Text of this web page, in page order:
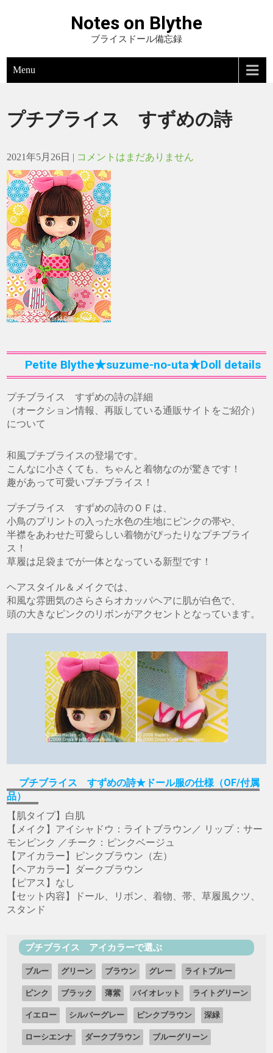
Notes on Blythe
ブライスドール備忘録
Menu
プチブライス すずめの詩
2021年5月26日 | コメントはまだありません
Petite Blythe★suzume-no-uta★Doll details
プチブライス すずめの詩の詳細
（オークション情報、再販している通販サイトをご紹介）
について
和風プチブライスの登場です。
こんなに小さくても、ちゃんと着物なのが驚きです！
趣があって可愛いプチブライス！
プチブライス すずめの詩のＯＦは、
小鳥のプリントの入った水色の生地にピンクの帯や、
半襟をあわせた可愛らしい着物がぴったりなプチブライ
ス！
草履は足袋までが一体となっている新型です！
ヘアスタイル＆メイクでは、
和風な雰囲気のさらさらオカッパヘアに肌が白色で、
頭の大きなピンクのリボンがアクセントとなっています。
プチブライス すずめの詩★ドール服の仕様（OF/付属
品）
【肌タイプ】白肌
【メイク】アイシャドウ：ライトブラウン／ リップ：サー
モンピンク ／チーク：ピンクベージュ
【アイカラー】ピンクブラウン（左）
【ヘアカラー】ダークブラウン
【ピアス】なし
【セット内容】ドール、リボン、着物、帯、草履風クツ、
スタンド
プチブライス アイカラーで選ぶ
ブルー グリーン ブラウン グレー ライトブルー
ピンク ブラック 薄紫 バイオレット ライトグリーン
イエロー シルバーグレー ピンクブラウン 深緑
ローシエンナ ダークブラウン ブルーグリーン